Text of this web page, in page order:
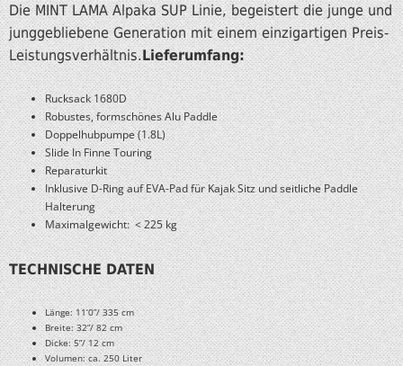
Die MINT LAMA Alpaka SUP Linie, begeistert die junge und
junggebliebene Generation mit einem einzigartigen Preis-
Leistungsverhältnis.Lieferumfang:
Rucksack 1680D
Robustes, formschönes Alu Paddle
Doppelhubpumpe (1.8L)
Slide In Finne Touring
Reparaturkit
Inklusive D-Ring auf EVA-Pad für Kajak Sitz und seitliche Paddle
Halterung
Maximalgewicht: < 225 kg
TECHNISCHE DATEN
Länge: 11’0”/ 335 cm
Breite: 32”/ 82 cm
Dicke: 5”/ 12 cm
Volumen: ca. 250 Liter